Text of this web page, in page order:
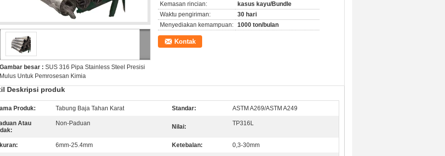
Gambar besar : SUS 316 Pipa Stainless Steel Presisi
Mulus Untuk Pemrosesan Kimia
Kemasan rincian:
kasus kayu/Bundle
Waktu pengiriman:
30 hari
Menyediakan kemampuan: 1000 ton/bulan
Kontak
Deskripsi produk
Produk: Tabung Baja Tahan Karat Standar: ASTM A269/ASTM A249
Atau
Non-Paduan Nilai: TP316L
6mm-25.4mm Ketebalan: 0,3-30mm